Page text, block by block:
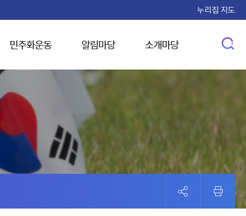
누리집 지도
민주화운동 알림마당 소개마당